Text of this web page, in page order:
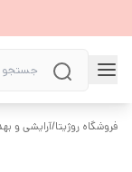
فروشگاه روژیتا/آرایشی و